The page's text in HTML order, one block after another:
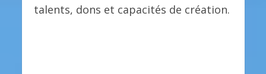
talents, dons et capacités de création.